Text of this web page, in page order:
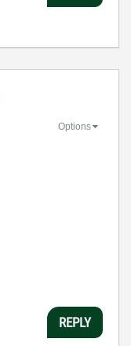
Options
REPLY